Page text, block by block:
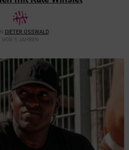
DIETER OSSWALD
VOR 5 JAHREN